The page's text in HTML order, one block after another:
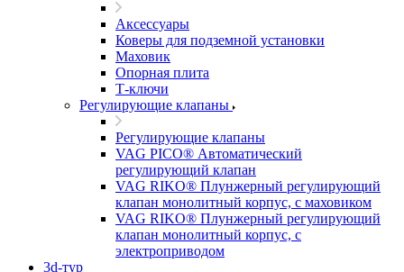
Аксессуары
Коверы для подземной установки
Маховик
Опорная плита
Т-ключи
Регулирующие клапаны
Регулирующие клапаны
VAG PICO® Автоматический
регулирующий клапан
VAG RIKO® Плунжерный регулирующий
клапан монолитный корпус, с маховиком
VAG RIKO® Плунжерный регулирующий
клапан монолитный корпус, с
электроприводом
3d-тур